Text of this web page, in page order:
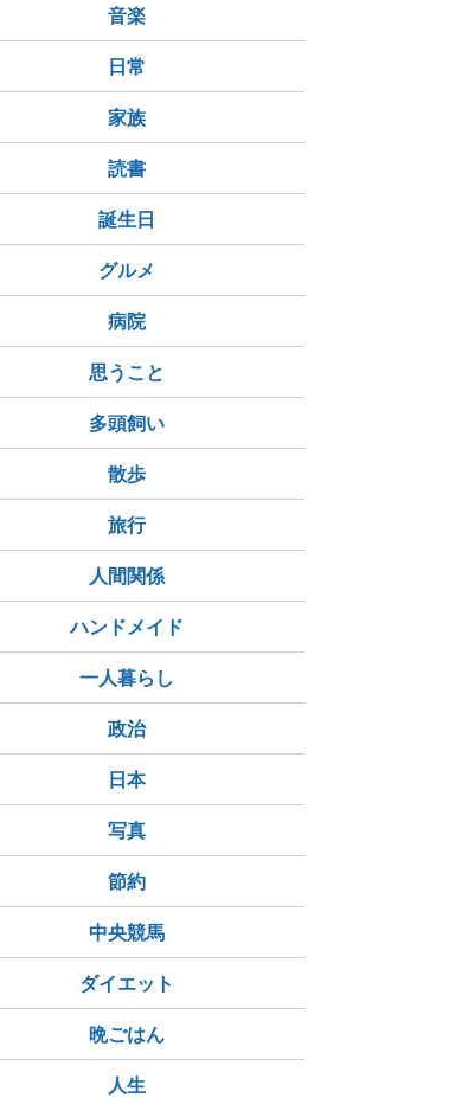
【長湯温泉】宿房 翡翠
之庄（かわせみのしょ
う）で出会う、静寂と
癒しの極上時間✨
注意を！｜大分県竹田
宮崎県宮崎市 『江田神
社、御池（みそぎ
池）』
音楽
日常
家族
読書
誕生日
グルメ
病院
思うこと
多頭飼い
散歩
旅行
人間関係
ハンドメイド
一人暮らし
政治
日本
写真
節約
中央競馬
ダイエット
晩ごはん
人生